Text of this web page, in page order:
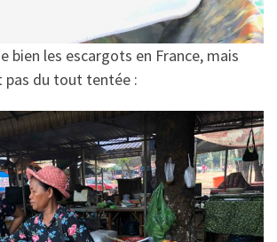
bien les escargots en France, mais
pas du tout tentée :